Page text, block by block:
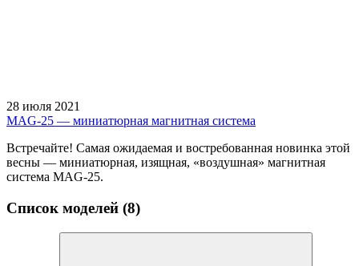
28 июля 2021
MAG-25 — миниатюрная магнитная система
Встречайте! Самая ожидаемая и востребованная новинка этой
весны — миниатюрная, изящная, «воздушная» магнитная
система MAG-25.
Список моделей (8)